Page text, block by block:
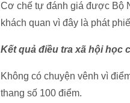
Cơ chế tự đánh giá được Bộ
khách quan vì đây là phát
Kết quả điều tra xã hội học
Không có chuyện vênh vì
thang số 100 điểm.